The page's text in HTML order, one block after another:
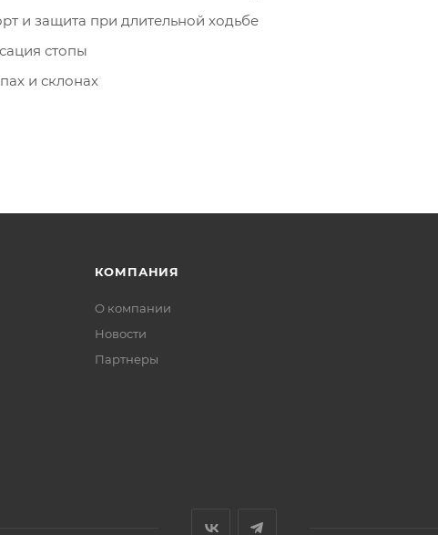
и защита при длительной ходьбе
стопы
и склонах
КОМПАНИЯ
О компании
Новости
Партнеры